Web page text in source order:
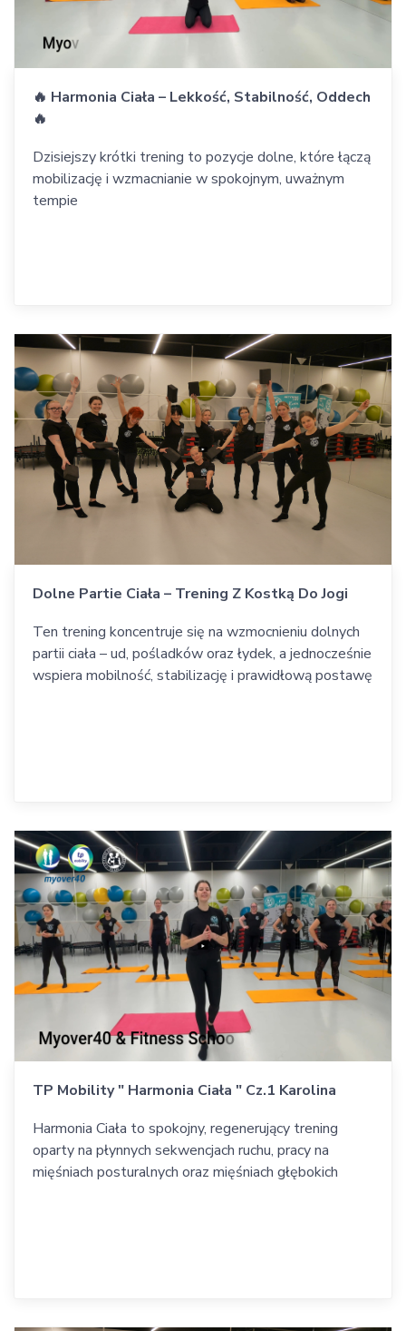
🔥 Harmonia Ciała – Lekkość, Stabilność, Oddech
🔥
Dzisiejszy krótki trening to pozycje dolne, które łączą
mobilizację i wzmacnianie w spokojnym, uważnym
tempie
Dolne Partie Ciała – Trening Z Kostką Do Jogi
Ten trening koncentruje się na wzmocnieniu dolnych
partii ciała – ud, pośladków oraz łydek, a jednocześnie
wspiera mobilność, stabilizację i prawidłową postawę
TP Mobility " Harmonia Ciała " Cz.1 Karolina
Harmonia Ciała to spokojny, regenerujący trening
oparty na płynnych sekwencjach ruchu, pracy na
mięśniach posturalnych oraz mięśniach głębokich